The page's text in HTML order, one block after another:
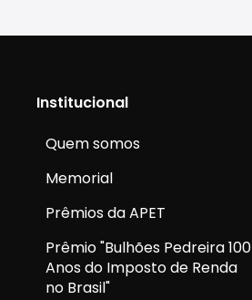
Institucional
Quem somos
Memorial
Prêmios da APET
Prêmio "Bulhões Pedreira 100
Anos do Imposto de Renda
no Brasil"